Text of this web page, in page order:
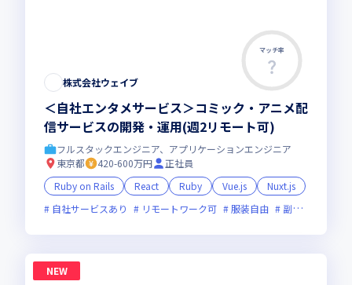
マッチ率
株式会社ウェイブ
＜自社エンタメサービス＞コミック・アニメ配
信サービスの開発・運用(週2リモート可)
フルスタックエンジニア、アプリケーションエンジニア
東京都
420-600万円
正社員
Ruby on Rails
React Ruby Vue.js
Nuxt.js
自社サービスあり
リモートワーク可 服装自由 副業可
NEW